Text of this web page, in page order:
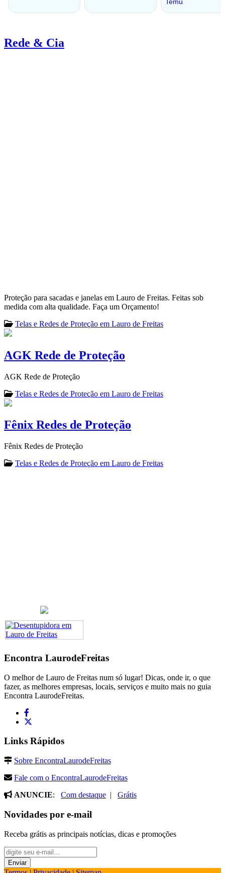
Rede & Cia
Proteção para sacadas e janelas em Lauro de Freitas. Feitas sob
medida com alta qualidade. Faça um Orçamento!
Telas e Redes de Proteção em Lauro de Freitas
AGK Rede de Proteção
AGK Rede de Proteção
Telas e Redes de Proteção em Lauro de Freitas
Fênix Redes de Proteção
Fênix Redes de Proteção
Telas e Redes de Proteção em Lauro de Freitas
Encontra LaurodeFreitas
O melhor de Lauro de Freitas num só lugar! Dicas, onde ir, o que
fazer, as melhores empresas, locais, serviços e muito mais no guia
Encontra LaurodeFreitas.
Links Rápidos
Sobre EncontraLaurodeFreitas
Fale com o EncontraLaurodeFreitas
ANUNCIE: Com destaque | Grátis
Novidades por e-mail
Receba grátis as principais notícias, dicas e promoções